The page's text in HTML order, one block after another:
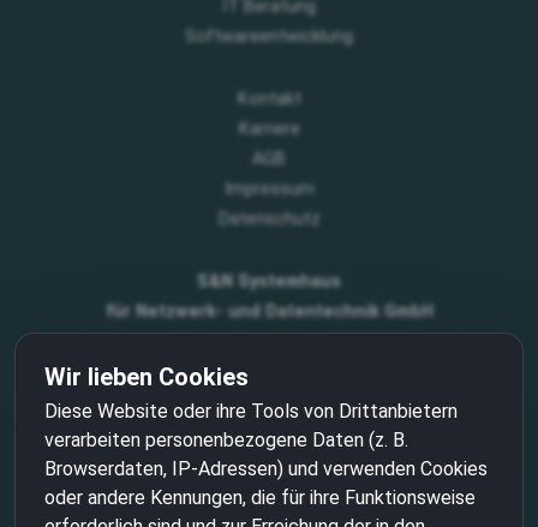
IT Beratung
Softwareentwicklung
Kontakt
Karriere
AGB
Impressum
Datenschutz
S&N Systemhaus
für Netzwerk- und Datentechnik GmbH
18055 Rostock
Tel: +49 381 24 29 29
info@sundat.de
Wir lieben Cookies
Diese Website oder ihre Tools von Drittanbietern
verarbeiten personenbezogene Daten (z. B.
Browserdaten, IP-Adressen) und verwenden Cookies
oder andere Kennungen, die für ihre Funktionsweise